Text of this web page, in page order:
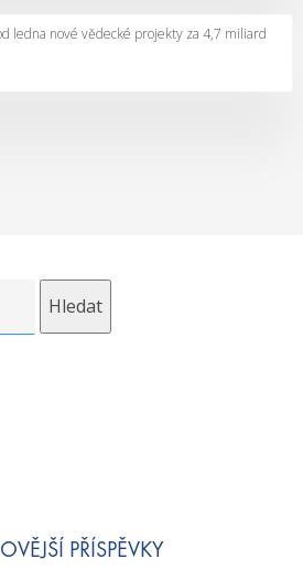
ledna nové vědecké projekty za 4,7 miliard
PŘÍSPĚVKY